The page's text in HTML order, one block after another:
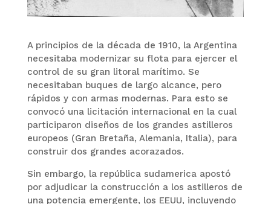
A principios de la década de 1910, la Argentina
necesitaba modernizar su flota para ejercer el
control de su gran litoral marítimo. Se
necesitaban buques de largo alcance, pero
rápidos y con armas modernas. Para esto se
convocó una licitación internacional en la cual
participaron diseños de los grandes astilleros
europeos (Gran Bretaña, Alemania, Italia), para
construir dos grandes acorazados.
Sin embargo, la república sudamerica apostó
por adjudicar la construcción a los astilleros de
una potencia emergente, los EEUU, incluyendo